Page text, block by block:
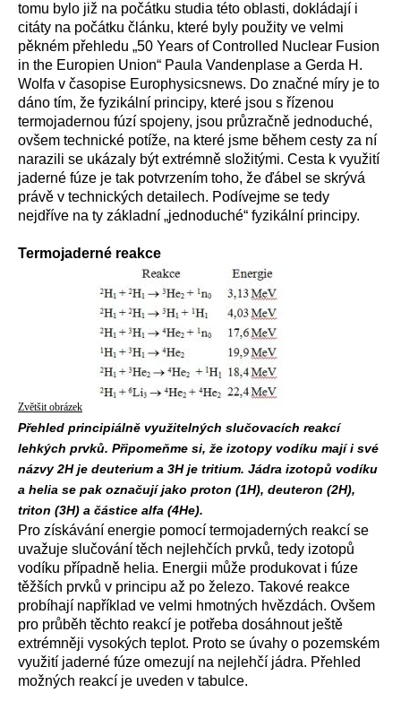
tomu bylo již na počátku studia této oblasti, dokládají i
citáty na počátku článku, které byly použity ve velmi
pěkném přehledu „50 Years of Controlled Nuclear Fusion
in the Europien Union“ Paula Vandenplase a Gerda H.
Wolfa v časopise Europhysicsnews. Do značné míry je to
dáno tím, že fyzikální principy, které jsou s řízenou
termojadernou fúzí spojeny, jsou průzračně jednoduché,
ovšem technické potíže, na které jsme během cesty za ní
narazili se ukázaly být extrémně složitými. Cesta k využití
jaderné fúze je tak potvrzením toho, že ďábel se skrývá
právě v technických detailech. Podívejme se tedy
nejdříve na ty základní „jednoduché“ fyzikální principy.
Termojaderné reakce
Zvětšit obrázek
Přehled principiálně využitelných slučovacích reakcí
lehkých prvků. Připomeňme si, že izotopy vodíku mají i své
názvy 2H je deuterium a 3H je tritium. Jádra izotopů vodíku
a helia se pak označují jako proton (1H), deuteron (2H),
triton (3H) a částice alfa (4He).
Pro získávání energie pomocí termojaderných reakcí se
uvažuje slučování těch nejlehčích prvků, tedy izotopů
vodíku případně helia. Energii může produkovat i fúze
těžších prvků v principu až po železo. Takové reakce
probíhají například ve velmi hmotných hvězdách. Ovšem
pro průběh těchto reakcí je potřeba dosáhnout ještě
extrémněji vysokých teplot. Proto se úvahy o pozemském
využití jaderné fúze omezují na nejlehčí jádra. Přehled
možných reakcí je uveden v tabulce.